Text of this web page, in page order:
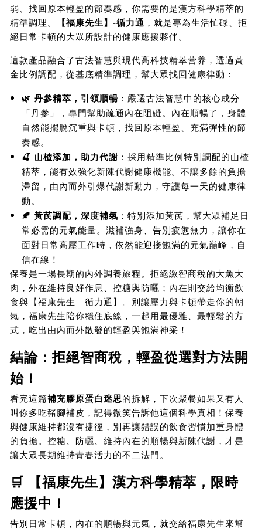
弱、找回原本輕盈的節奏感，你需要的是漢方科學精萃的
精準調理。
【福康先生】-循力通 ，就是專為生活忙碌、拒
絕日常卡頓的大眾所設計的健康應援夥伴。
這款產品融合了古法智慧與現代高科技精萃营养，透過黃
金比例調配，從基底精準調理，幫大眾找回健康律動：
🌿 丹參精萃，引領順暢 ：嚴選古法智慧中的核心成分
「丹參」，專門幫助疏通內在阻礙。內在順暢了，身體
自然能擺脫沉重與卡頓，找回原本輕盈、充滿彈性的節
奏感。
🍒 山楂添加，助力代謝 ：採用精準比例特別調配的山楂
精萃，能有效強化新陳代謝健康機能。不讓多餘的負擔
滯留，由內而外引爆代謝新動力，守護每一天的健康律
動。
🍂 黃芪調配，深度補氣 ：特別添加黃芪，幫大眾補足日
常必需的元氣能量。滋補強身、告別疲憊無力，讓你在
面對日常高壓工作時，依然能迎接飽滿的元氣巔峰，自
信在線！
保養是一場長期的內外調養旅程。拒絕繳智商稅的大魚大
肉，外在維持良好作息、控糖與防曬；內在則交給均衡飲
食與【福康先生｜循力通】。別讓壓力與卡頓帶走你的朝
氣，福康先生陪你穩住底線，一起用最優雅、最輕鬆的方
式，吃出由內而外散發的輕盈與飽滿神采！
結論：拒絕智商稅，輕盈從選對方法開
始！
看完這篇補充膠原蛋白迷思的拆解，下次聚餐如果又有人
叫你多吃豬腳補皮，記得微笑告訴他這個科學真相！保養
與健康維持都沒有捷徑，別再讓錯誤的飲食習慣加重身體
的負擔。控糖、防曬、維持內在的順暢與新陳代謝，才是
讓大眾長期維持青春活力的不二法門。
🛒 【福康先生】漢方科學精萃，限時
應援中！
告別日常卡頓，內在的順暢與元氣，就交給福康先生來幫